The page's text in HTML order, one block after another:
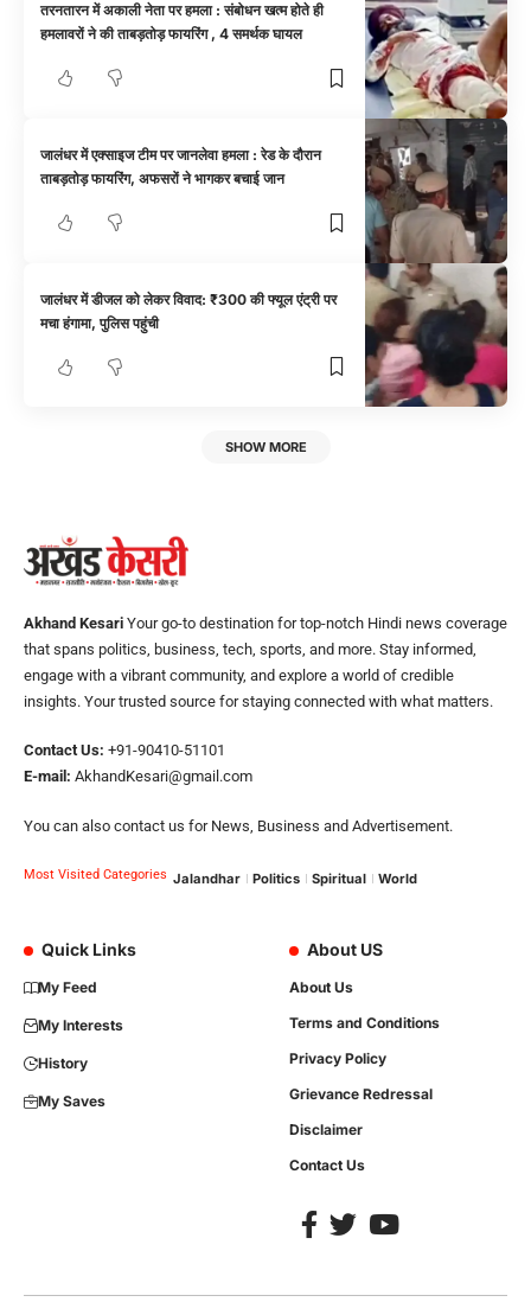
तरनतारन में अकाली नेता पर हमला : संबोधन खत्म होते ही
हमलावरों ने की ताबड़तोड़ फायरिंग , 4 समर्थक घायल
जालंधर में एक्साइज टीम पर जानलेवा हमला : रेड के दौरान
ताबड़तोड़ फायरिंग, अफसरों ने भागकर बचाई जान
जालंधर में डीजल को लेकर विवाद: ₹300 की फ्यूल एंट्री पर
मचा हंगामा, पुलिस पहुंची
SHOW MORE
Akhand Kesari Your go-to destination for top-notch Hindi news coverage
that spans politics, business, tech, sports, and more. Stay informed,
engage with a vibrant community, and explore a world of credible
insights. Your trusted source for staying connected with what matters.
Contact Us: +91-90410-51101
E-mail: AkhandKesari@gmail.com
You can also contact us for News, Business and Advertisement.
Most Visited Categories Jalandhar Politics Spiritual World
Quick Links
My Feed
My Interests
History
My Saves
About US
About Us
Terms and Conditions
Privacy Policy
Grievance Redressal
Disclaimer
Contact Us